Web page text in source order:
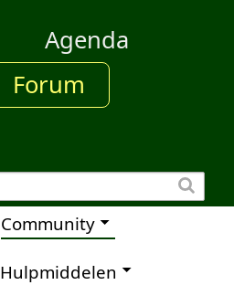
Agenda
Forum
Community
Hulpmiddelen